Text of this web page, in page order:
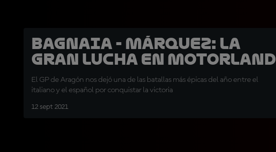
Bagnaia - Márquez: La
gran lucha en MotorLand
El GP de Aragón nos dejó una de las batallas más épicas del año entre el
italiano y el español por conquistar la victoria
12 sept 2021